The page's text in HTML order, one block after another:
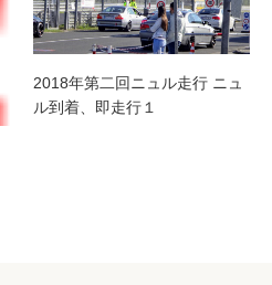
2018年第二回ニュル走行 ニュ
ル到着、即走行１